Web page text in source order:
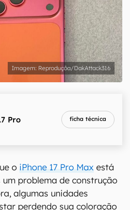
Reproduçõa/DakAttack316
Pro ficha técnica
o iPhone 17 Pro Max está
problema de construção
algumas unidades
perdendo sua coloração